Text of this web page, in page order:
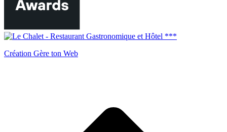
Création Gère ton Web